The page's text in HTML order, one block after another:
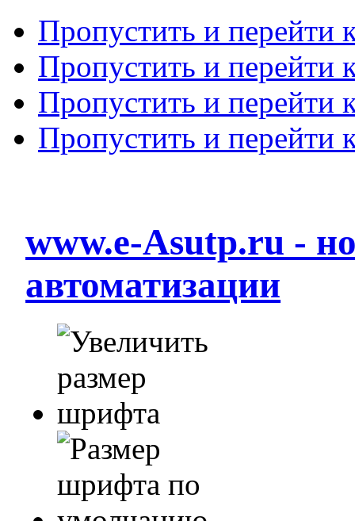
Пропустить и перейти
Пропустить и перейти
Пропустить и перейти
Пропустить и перейти
www.e-Asutp.ru -
автоматизации